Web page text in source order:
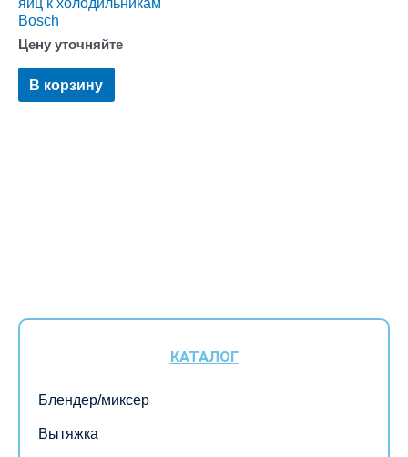
КАТАЛОГ
Блендер/миксер
Вытяжка
Bosch
Цену уточняйте
В корзину